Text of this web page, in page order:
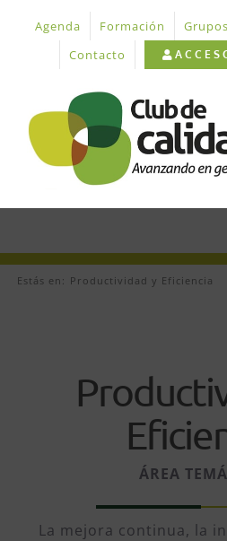
contenido
Agenda Formación
Contacto
Estás en: Productividad y Eficiencia
ÁREA
La mejora continua, la